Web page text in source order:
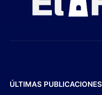
ÚLTIMAS PUBLICACIONES